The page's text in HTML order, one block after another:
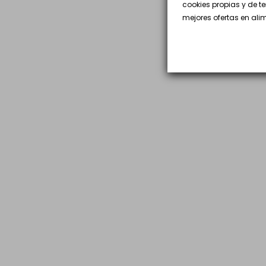
cookies propias y de
mejores ofertas en